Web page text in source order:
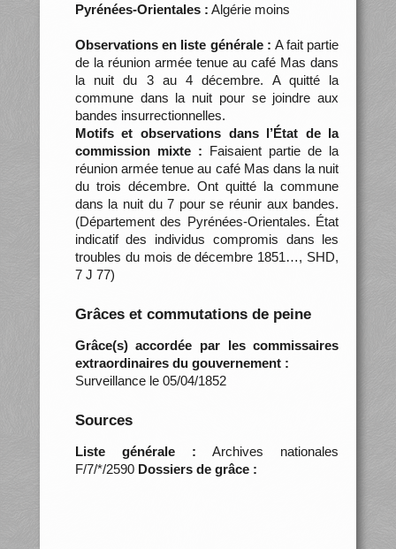
Pyrénées-Orientales : Algérie moins
Observations en liste générale : A fait partie
de la réunion armée tenue au café Mas dans
la nuit du 3 au 4 décembre. A quitté la
commune dans la nuit pour se joindre aux
bandes insurrectionnelles.
Motifs et observations dans l’État de la
commission mixte : Faisaient partie de la
réunion armée tenue au café Mas dans la nuit
du trois décembre. Ont quitté la commune
dans la nuit du 7 pour se réunir aux bandes.
(Département des Pyrénées-Orientales. État
indicatif des individus compromis dans les
troubles du mois de décembre 1851…, SHD,
7 J 77)
Grâces et commutations de peine
Grâce(s) accordée par les commissaires
extraordinaires du gouvernement :
Surveillance le 05/04/1852
Sources
Liste générale : Archives nationales
F/7/*/2590 Dossiers de grâce :